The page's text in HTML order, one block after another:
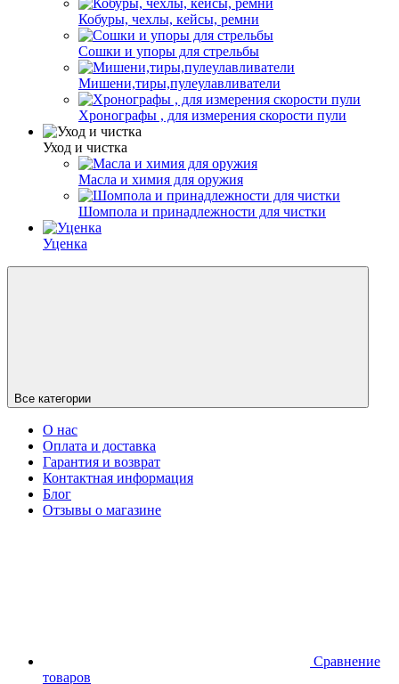
Кобуры, чехлы, кейсы, ремни
Сошки и упоры для стрельбы
Мишени,тиры,пулеулавливатели
Хронографы , для измерения скорости пули
Уход и чистка
Масла и химия для оружия
Шомпола и принадлежности для чистки
Уценка
Все категории
О нас
Оплата и доставка
Гарантия и возврат
Контактная информация
Блог
Отзывы о магазине
Сравнение
товаров